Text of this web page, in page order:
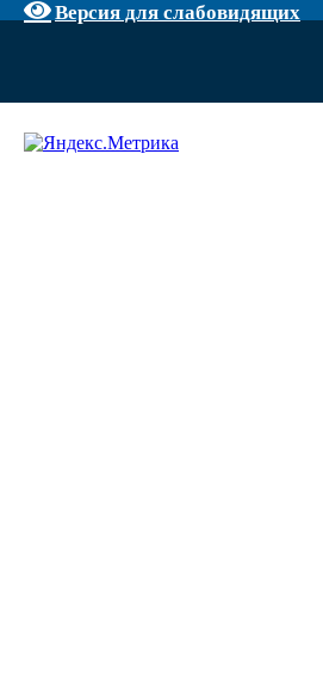
Версия для слабовидящих